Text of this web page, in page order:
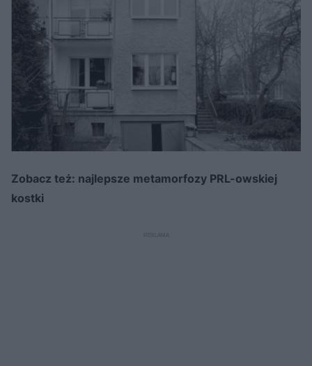
Zobacz też: najlepsze metamorfozy PRL-owskiej
kostki